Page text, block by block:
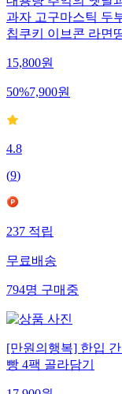
대용량 추억의 옛날
과자 고구마스틱 두
칩쿠키 이브콘 라면
15,800원
50%7,900원
4.8
(9)
237적립
무료배송
794명구매중
[만원의행복] 한입
빵 4팩 골라담기